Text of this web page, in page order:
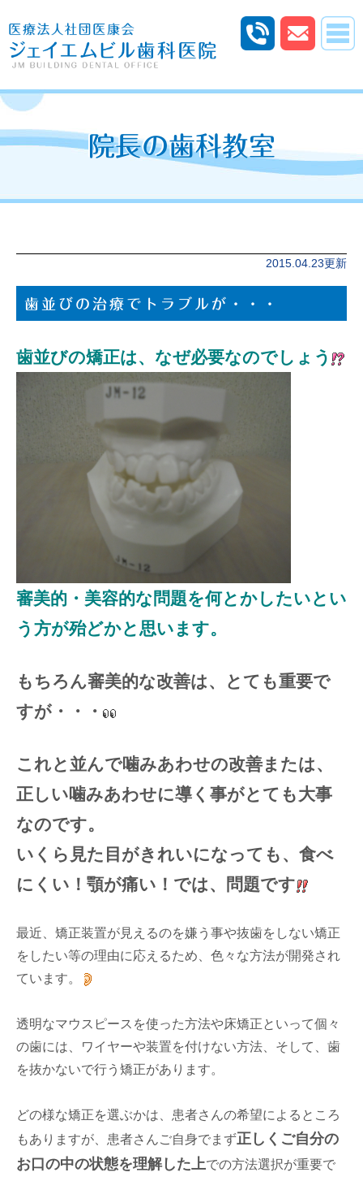
院長の歯科教室
2015.04.23更新
歯並びの治療でトラブルが・・・
歯並びの矯正は、なぜ必要なのでしょう
審美的・美容的な問題を何とかしたいとい
う方が殆どかと思います。
もちろん審美的な改善は、とても重要で
すが・・・
これと並んで噛みあわせの改善または、
正しい噛みあわせに導く事がとても大事
なのです。
いくら見た目がきれいになっても、食べ
にくい！顎が痛い！では、問題です
最近、矯正装置が見えるのを嫌う事や抜歯をしない矯正
をしたい等の理由に応えるため、色々な方法が開発され
ています。
透明なマウスピースを使った方法や床矯正といって個々
の歯には、ワイヤーや装置を付けない方法、そして、歯
を抜かないで行う矯正があります。
どの様な矯正を選ぶかは、患者さんの希望によるところ
もありますが、患者さんご自身でまず正しくご自分の
お口の中の状態を理解した上での方法選択が重要で